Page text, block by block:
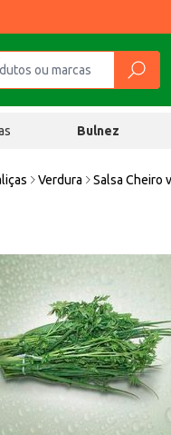
Bulnez
Verdura Salsa Cheiro